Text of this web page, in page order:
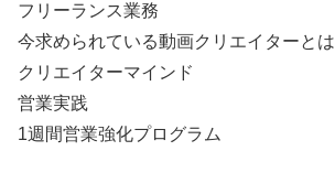
フリーランス業務
今求められている動画クリエイターとは
クリエイターマインド
営業実践
1週間営業強化プログラム